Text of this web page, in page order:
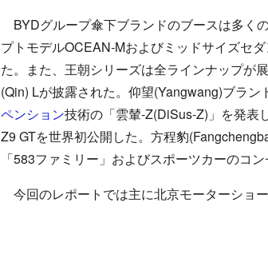
BYDグループ傘下ブランドのブースは多く
プトモデルOCEAN-Mおよびミッドサイズセ
た。また、王朝シリーズは全ラインナップが
(Qin) Lが披露された。仰望(Yangwang)ブラ
ペンション技術の「雲輦-Z(DiSus-Z)」を発表
Z9 GTを世界初公開した。方程豹
「583ファミリー」およびスポーツカーのコ
今回のレポートでは主に北京モーターショ